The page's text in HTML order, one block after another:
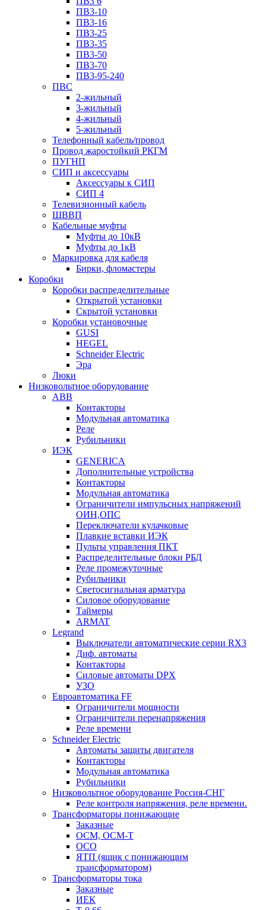
ПВ3-10
ПВ3-16
ПВ3-25
ПВ3-35
ПВ3-50
ПВ3-70
ПВ3-95-240
ПВС
2-жильный
3-жильный
4-жильный
5-жильный
Телефонный кабель/провод
Провод жаростойкий РКГМ
ПУГНП
СИП и аксессуары
Аксессуары к СИП
СИП 4
Телевизионный кабель
ШВВП
Кабельные муфты
Муфты до 10кВ
Муфты до 1кВ
Маркировка для кабеля
Бирки, фломастеры
Коробки
Коробки распределительные
Открытой установки
Скрытой установки
Коробки установочные
GUSI
HEGEL
Schneider Electric
Эра
Люки
Низковольтное оборудование
ABB
Контакторы
Модульная автоматика
Реле
Рубильники
ИЭК
GENERICA
Дополнительные устройства
Контакторы
Модульная автоматика
Ограничители импульсных напряжений
ОИН,ОПС
Переключатели кулачковые
Плавкие вставки ИЭК
Пульты управления ПКТ
Распределительные блоки РБД
Реле промежуточные
Рубильники
Светосигнальная арматура
Силовое оборудование
Таймеры
ARMAT
Legrand
Выключатели автоматические серии RX3
Диф. автоматы
Контакторы
Силовые автоматы DPX
УЗО
Евроавтоматика FF
Ограничители мощности
Ограничители перенапряжения
Реле времени
Schneider Electric
Автоматы защиты двигателя
Контакторы
Модульная автоматика
Рубильники
Низковольтное оборудование Россия-СНГ
Реле контроля напряжения, реле времени.
Трансформаторы понижающие
Заказные
ОСМ, ОСМ-Т
ОСО
ЯТП (ящик с понижающим
трансформатором)
Трансформаторы тока
Заказные
ИЕК